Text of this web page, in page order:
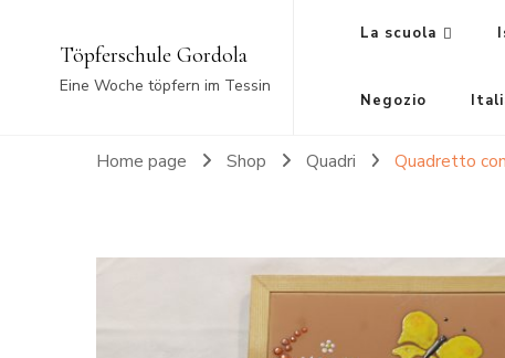
Töpferschule Gordola
Eine Woche töpfern im Tessin
La scuola
Negozio
Home page Shop Quadri Quadretto